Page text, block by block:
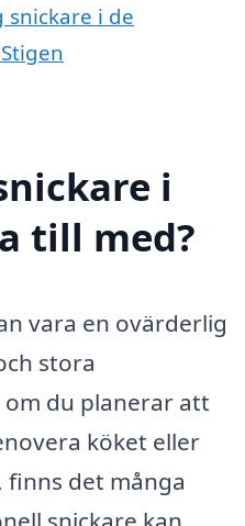
snickare i de
i
till med?
vara en ovärderlig
stora
du planerar att
köket eller
finns det många